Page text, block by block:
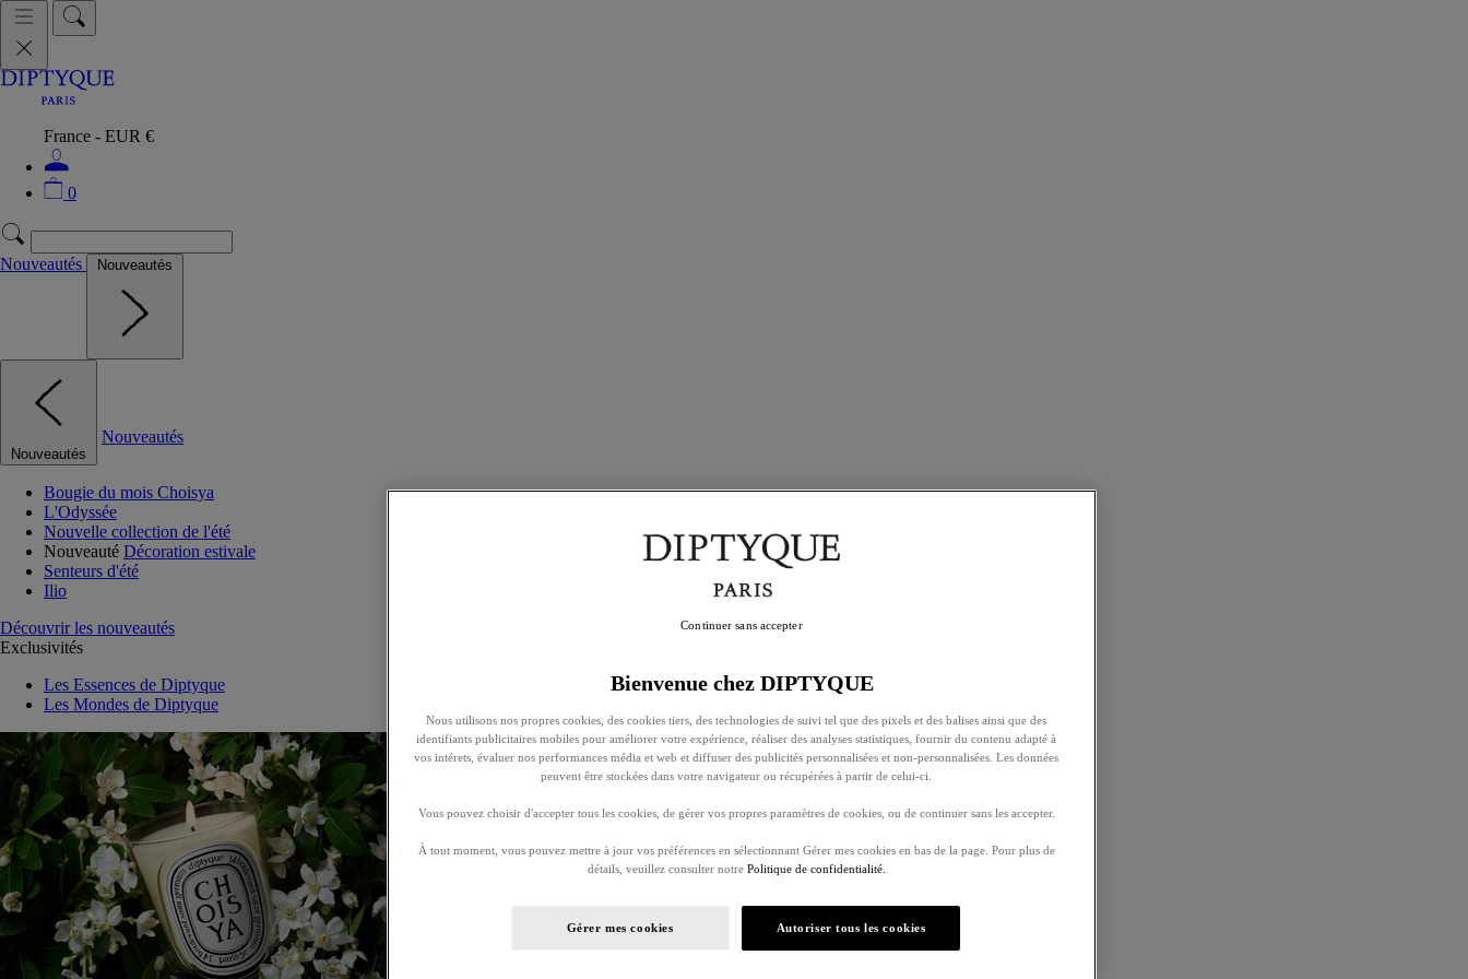
France - EUR €
0
Nouveautés Nouveautés
Nouveautés
Nouveautés
Bougie du mois Choisya
L'Odyssée
Nouvelle collection de l'été
Nouveauté Décoration estivale
Senteurs d'été
Ilio
Découvrir les nouveautés
Exclusivités
Les Essences de Diptyque
Les Mondes de Diptyque
Bienvenue chez DIPTYQUE
Nous utilisons nos propres cookies, des cookies tiers, des technologies de suivi tel que des pixels et des balises ainsi que des
identifiants publicitaires mobiles pour améliorer votre expérience, réaliser des analyses statistiques, fournir du contenu adapté à
vos intérets, évaluer nos performances média et web et diffuser des publicités personnalisées et non-personnalisées. Les données
peuvent être stockées dans votre navigateur ou récupérées à partir de celui-ci.
Vous pouvez choisir d'accepter tous les cookies, de gérer vos propres paramètres de cookies, ou de continuer sans les accepter.
À tout moment, vous pouvez mettre à jour vos préférences en sélectionnant Gérer mes cookies en bas de la page. Pour plus de
détails, veuillez consulter notre Politique de confidentialité.
Gérer mes cookies Autoriser tous les cookies
Continuer sans accepter